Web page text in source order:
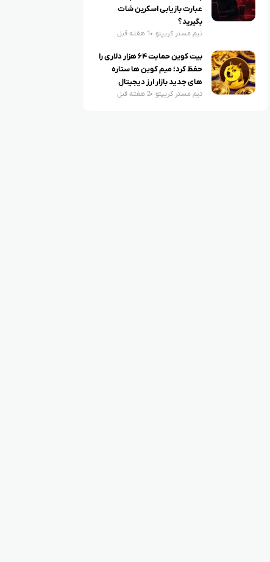
عبارت بازیابی اسکرین شات
بگیرید؟
تیم مستر کریپتو 1 هفته قبل
بیت کوین حمایت ۶۴ هزار دلاری را
حفظ کرد؛ میم کوین ها ستاره
های جدید بازار ارز دیجیتال
تیم مستر کریپتو 2 هفته قبل